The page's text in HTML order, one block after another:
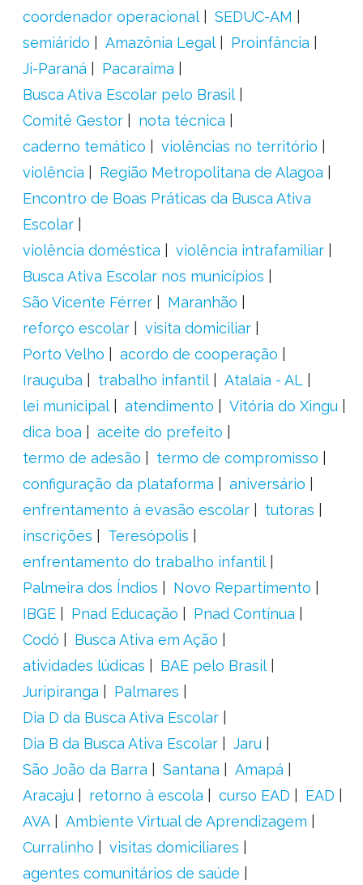
coordenador operacional
SEDUC-AM
semiárido
Amazônia Legal
Proinfância
Ji-Paraná
Pacaraima
Busca Ativa Escolar pelo Brasil
Comitê Gestor
nota técnica
caderno temático
violências no território
violência
Região Metropolitana de Alagoa
Encontro de Boas Práticas da Busca Ativa
Escolar
violência doméstica
violência intrafamiliar
Busca Ativa Escolar nos municípios
São Vicente Férrer
Maranhão
reforço escolar
visita domiciliar
Porto Velho
acordo de cooperação
Irauçuba
trabalho infantil
Atalaia - AL
lei municipal
atendimento
Vitória do Xingu
dica boa
aceite do prefeito
termo de adesão
termo de compromisso
configuração da plataforma
aniversário
enfrentamento à evasão escolar
tutoras
inscrições
Teresópolis
enfrentamento do trabalho infantil
Palmeira dos Índios
Novo Repartimento
IBGE
Pnad Educação
Pnad Contínua
Codó
Busca Ativa em Ação
atividades lúdicas
BAE pelo Brasil
Juripiranga
Palmares
Dia D da Busca Ativa Escolar
Dia B da Busca Ativa Escolar
Jaru
São João da Barra
Santana
Amapá
Aracaju
retorno à escola curso EAD
EAD
AVA
Ambiente Virtual de Aprendizagem
Curralinho
visitas domiciliares
agentes comunitários de saúde